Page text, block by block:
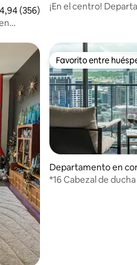
promedio: 4,94 de 5.
4,94 (356)
residencial en Denver
¡En el centro!
destacadosFavorito entre
Favorito entre
Departamento en
residencial en Denver
*16 Cabezal de